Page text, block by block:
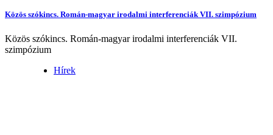
Közös szókincs. Román-magyar irodalmi interferenciák VII. szimpózium
Közös szókincs. Román-magyar irodalmi interferenciák VII.
szimpózium
Hírek